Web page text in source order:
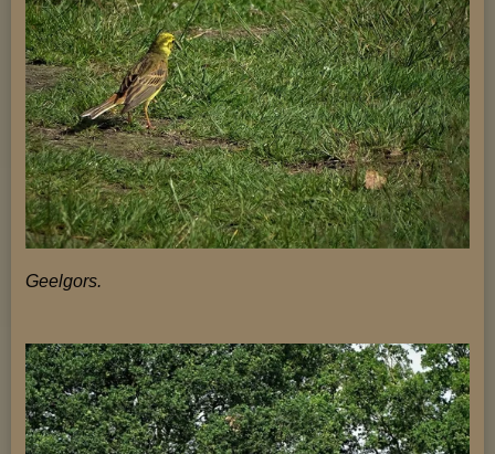
Geelgors.